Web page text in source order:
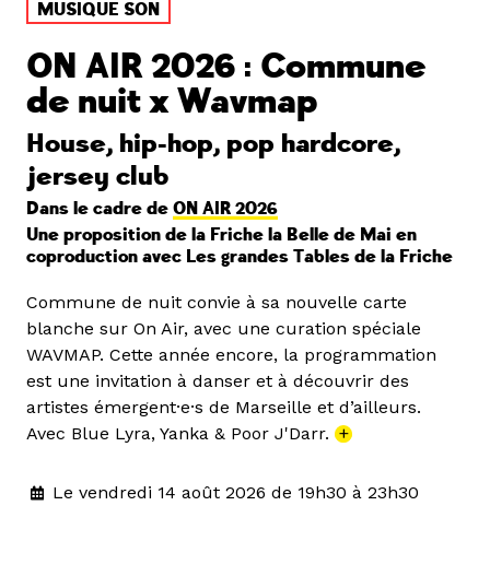
MUSIQUE SON
ON AIR 2026 : Commune
de nuit x Wavmap
House, hip-hop, pop hardcore,
jersey club
Dans le cadre de ON AIR 2026
Une proposition de la Friche la Belle de Mai en
coproduction avec Les grandes Tables de la Friche
Commune de nuit convie à sa nouvelle carte
blanche sur On Air, avec une curation spéciale
WAVMAP. Cette année encore, la programmation
est une invitation à danser et à découvrir des
artistes émergent·e·s de Marseille et d’ailleurs.
Avec Blue Lyra, Yanka & Poor J'Darr. +
Le vendredi 14 août 2026 de 19h30 à 23h30